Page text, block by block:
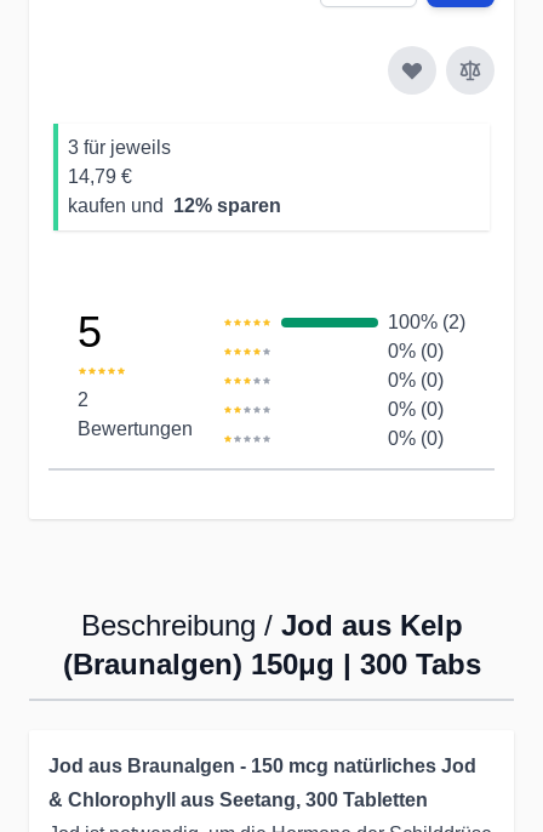
3 für jeweils
14,79 €
kaufen und
12% sparen
5
2
Bewertungen
100% (2)
0% (0)
0% (0)
0% (0)
0% (0)
Beschreibung / Jod aus Kelp
(Braunalgen) 150μg | 300 Tabs
Jod aus Braunalgen - 150 mcg natürliches Jod
& Chlorophyll aus Seetang, 300 Tabletten